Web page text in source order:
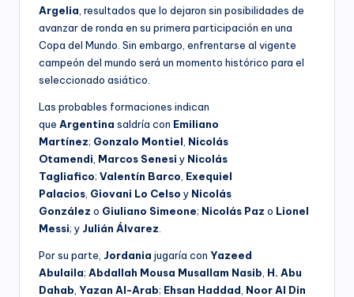
Argelia , resultados que lo dejaron sin posibilidades de
avanzar de ronda en su primera participación en una
Copa del Mundo. Sin embargo, enfrentarse al vigente
campeón del mundo será un momento histórico para el
seleccionado asiático.
Las probables formaciones indican
que Argentina saldría con Emiliano
Martínez; Gonzalo Montiel Nicolás
Otamendi Marcos Senesi y Nicolás
Tagliafico; Valentín Barco Exequiel
Palacios Giovani Lo Celso y Nicolás
González o Giuliano Simeone; Nicolás Paz o Lionel
Messi; y Julián Álvarez
Por su parte, Jordania jugaría con Yazeed
Abulaila; Abdallah Mousa Musallam Nasib H. Abu
Dahab Yazan Al-Arab; Ehsan Haddad Noor Al Din